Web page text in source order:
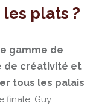
plats ?
gamme de
de créativité et
tous les palais
finale, Guy